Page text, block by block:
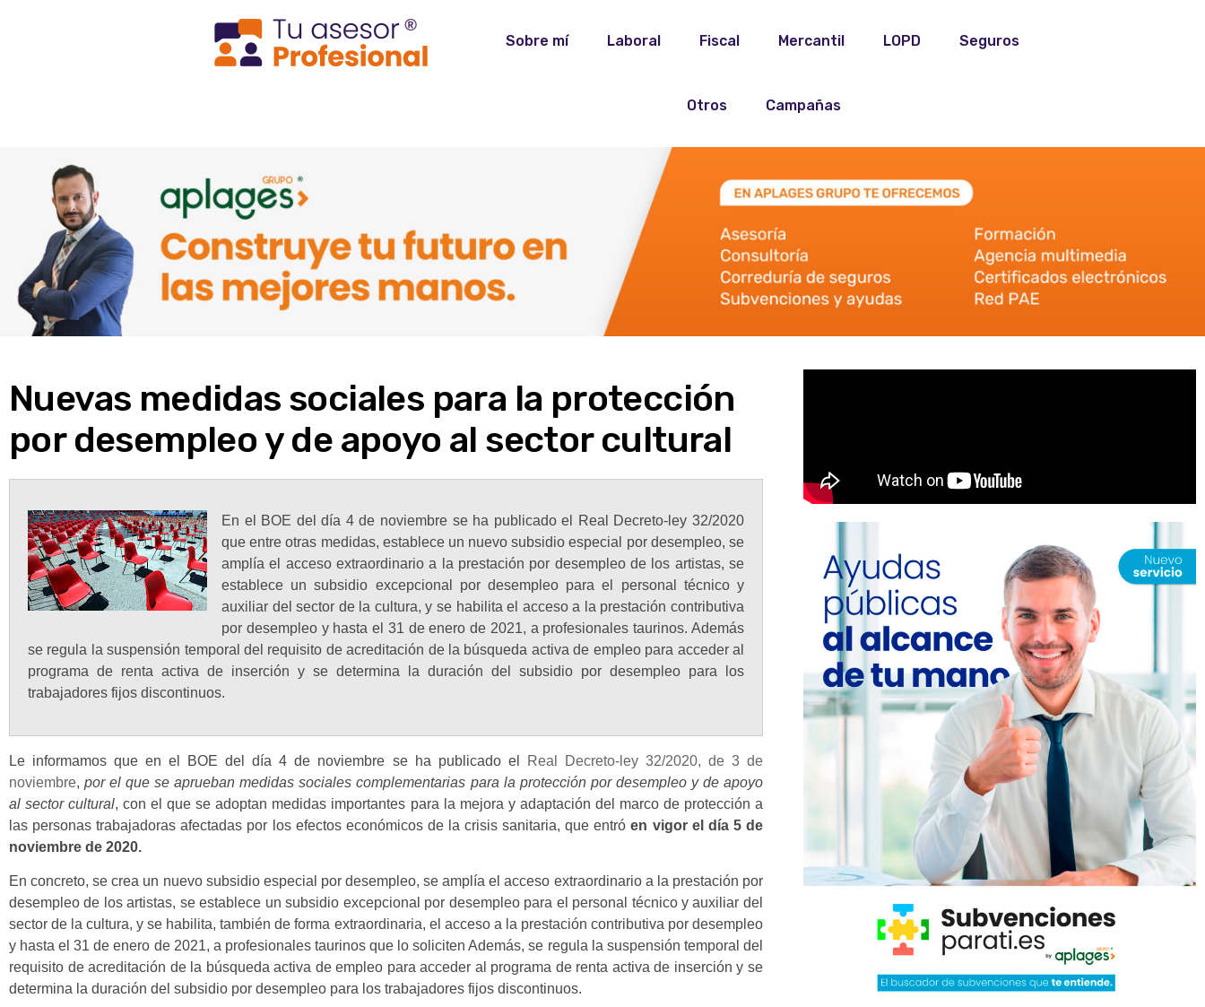
Sobre mí Laboral Fiscal Mercantil LOPD Seguros
Otros Campañas
Nuevas medidas sociales para la protección
por desempleo y de apoyo al sector cultural
En el BOE del día 4 de noviembre se ha publicado el Real Decreto-ley 32/2020
que entre otras medidas, establece un nuevo subsidio especial por desempleo, se
amplía el acceso extraordinario a la prestación por desempleo de los artistas, se
establece un subsidio excepcional por desempleo para el personal técnico y
auxiliar del sector de la cultura, y se habilita el acceso a la prestación contributiva
por desempleo y hasta el 31 de enero de 2021, a profesionales taurinos. Además
se regula la suspensión temporal del requisito de acreditación de la búsqueda activa de empleo para acceder al
programa de renta activa de inserción y se determina la duración del subsidio por desempleo para los
trabajadores fijos discontinuos.
Le informamos que en el BOE del día 4 de noviembre se ha publicado el
Real Decreto-ley 32/2020, de 3 de
noviembre,por el que se aprueban medidas sociales complementarias para la protección por desempleo y de apoyo
al sector cultural, con el que se adoptan medidas importantes para la mejora y adaptación del marco de protección a
las personas trabajadoras afectadas por los efectos económicos de la crisis sanitaria, que entróen vigor el día 5 de
noviembre de 2020.
En concreto, se crea un nuevo subsidio especial por desempleo, se amplía el acceso extraordinario a la prestación por
desempleo de los artistas, se establece un subsidio excepcional por desempleo para el personal técnico y auxiliar del
sector de la cultura, y se habilita, también de forma extraordinaria, el acceso a la prestación contributiva por desempleo
y hasta el 31 de enero de 2021, a profesionales taurinos que lo soliciten Además, se regula la suspensión temporal del
requisito de acreditación de la búsqueda activa de empleo para acceder al programa de renta activa de inserción y se
determina la duración del subsidio por desempleo para los trabajadores fijos discontinuos.